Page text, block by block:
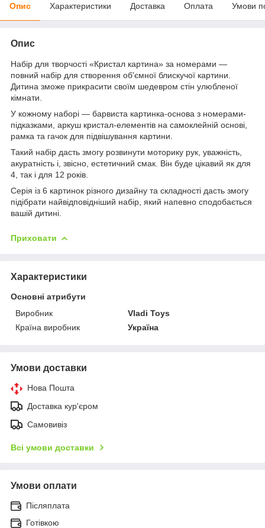
Опис Характеристики Доставка Оплата Умови
Опис
Набір для творчості «Кристал картина» за номерами —
повний набір для створення об'ємної блискучої картини.
Дитина зможе прикрасити своїм шедевром стін улюбленої
кімнати.
У кожному наборі — барвиста картинка-основа з номерами-
підказками, аркуш кристал-елементів на самоклейній основі,
рамка та гачок для підвішування картини.
Такий набір дасть змогу розвинути моторику рук, уважність,
акуратність і, звісно, естетичний смак. Він буде цікавий як для
4, так і для 12 років.
Серія із 6 картинок різного дизайну та складності дасть змогу
підібрати найвідповідніший набір, який напевно сподобається
вашій дитині.
Приховати
Характеристики
Основні атрибути
Виробник
Vladi Toys
Країна виробник
Україна
Умови доставки
Нова Пошта
Доставка кур'єром
Самовивіз
Всі умови доставки
Умови оплати
Післяплата
Готівкою